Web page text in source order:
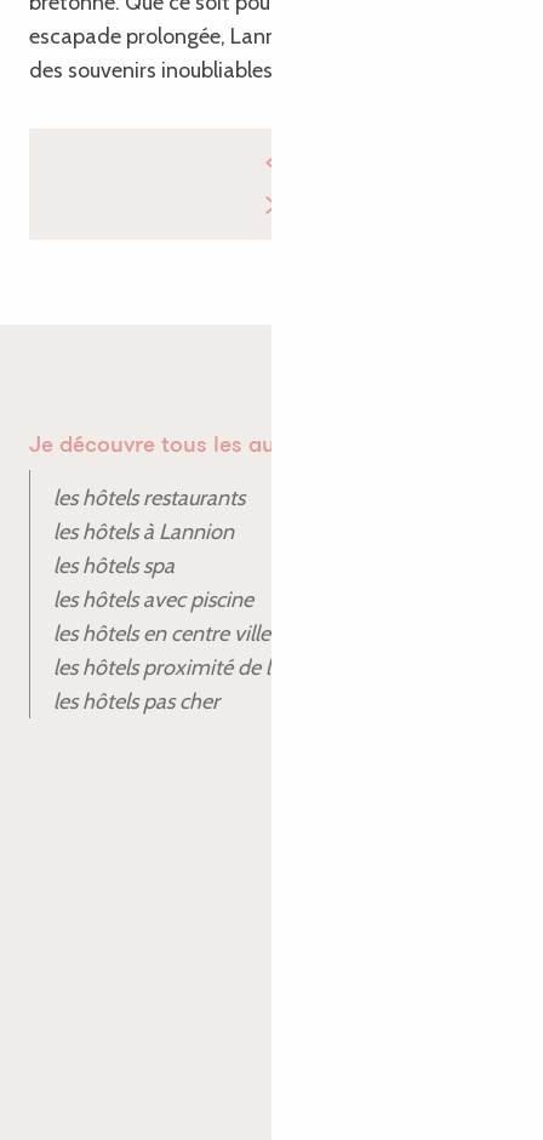
escapade prolongée, Lannion promet de vous offrir
des souvenirs inoubliables.
Je découvre tous les autres hôtels à Lannion
les hôtels restaurants
les hôtels à Lannion
les hôtels spa
les hôtels avec piscine
les hôtels en centre ville
les hôtels proximité de la gare
les hôtels pas cher